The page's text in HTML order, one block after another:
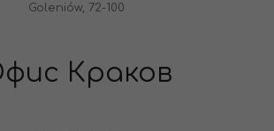
Goleniów, 72-100
Краков